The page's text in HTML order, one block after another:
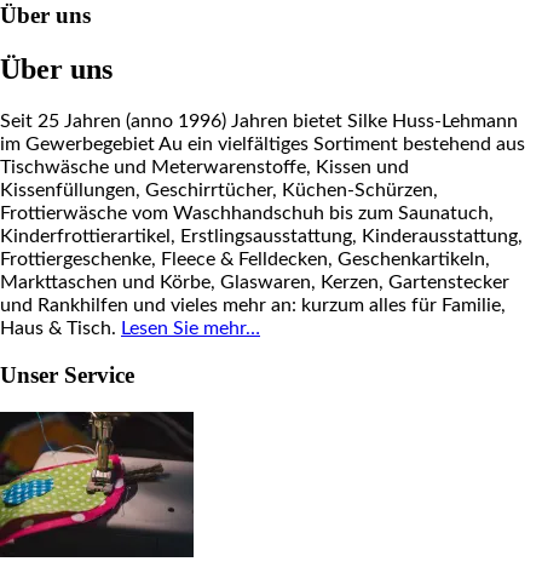
Über uns
Über uns
Seit 25 Jahren (anno 1996) Jahren bietet Silke Huss-Lehmann
im Gewerbegebiet Au ein vielfältiges Sortiment bestehend aus
Tischwäsche und Meterwarenstoffe, Kissen und
Kissenfüllungen, Geschirrtücher, Küchen-Schürzen,
Frottierwäsche vom Waschhandschuh bis zum Saunatuch,
Kinderfrottierartikel, Erstlingsausstattung, Kinderausstattung,
Frottiergeschenke, Fleece & Felldecken, Geschenkartikeln,
Markttaschen und Körbe, Glaswaren, Kerzen, Gartenstecker
und Rankhilfen und vieles mehr an: kurzum alles für Familie,
Haus & Tisch. Lesen Sie mehr…
Unser Service